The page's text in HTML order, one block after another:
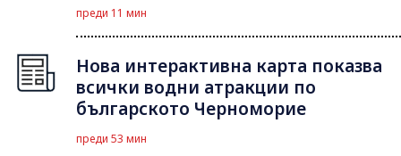
преди 11 мин
Нова интерактивна карта показва
всички водни атракции по
българското Черноморие
преди 53 мин